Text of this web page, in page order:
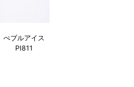
ぺブルアイス
PI811